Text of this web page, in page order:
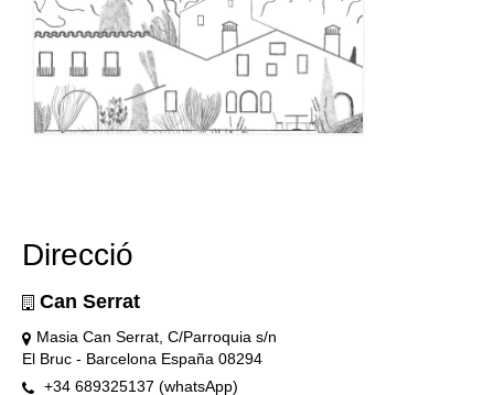
Direcció
Can Serrat
Masia Can Serrat, C/Parroquia s/n
El Bruc - Barcelona España 08294
+34 689325137 (whatsApp)